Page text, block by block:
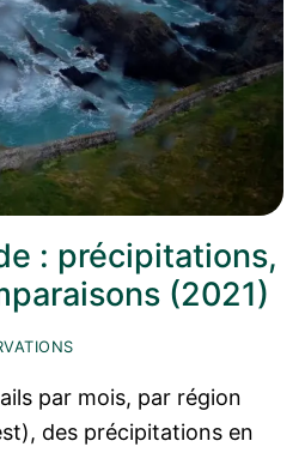
: précipitations,
(2021)
par mois, par région
des précipitations en